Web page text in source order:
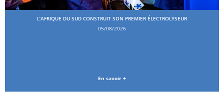
L’AFRIQUE DU SUD CONSTRUIT SON PREMIER ÉLECTROLYSEUR
05/08/2026
En savoir +